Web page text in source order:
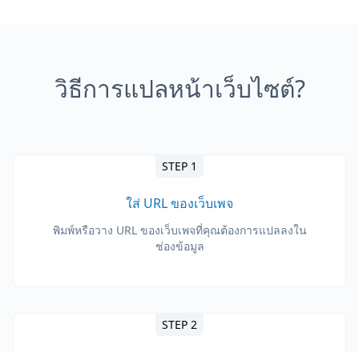
วิธีการแปลหน้าเว็บไซต์?
STEP 1
ใส่ URL ของเว็บเพจ
พิมพ์หรือวาง URL ของเว็บเพจที่คุณต้องการแปลลงใน
ช่องข้อมูล
STEP 2